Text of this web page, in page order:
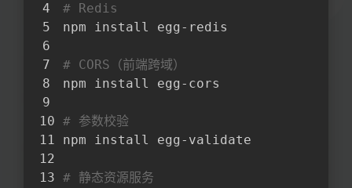
# Redis
npm install egg-redis
# CORS（前端跨域）
npm install egg-cors
# 参数校验
npm install egg-validate
# 静态资源服务